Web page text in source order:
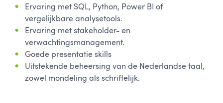
Ervaring met SQL, Python, Power BI of
vergelijkbare analysetools.
Ervaring met stakeholder- en
verwachtingsmanagement.
Goede presentatie skills
Uitstekende beheersing van de Nederlandse taal,
zowel mondeling als schriftelijk.